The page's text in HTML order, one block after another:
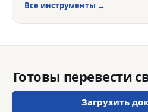
Все инструменты →
Готовы перевести
Загрузить